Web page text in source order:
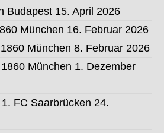
Budapest 15. April 2026
München 16. Februar 2026
München 8. Februar 2026
München 1. Dezember
FC Saarbrücken 24.